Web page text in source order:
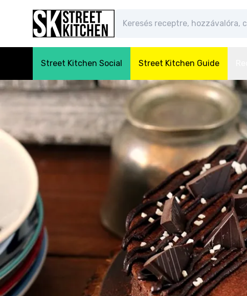
Street Kitchen Social Street Kitchen Guide